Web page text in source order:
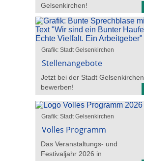
Gelsenkirchen!
Grafik: Stadt Gelsenkirchen
Stellenangebote
Jetzt bei der Stadt Gelsenkirchen
bewerben!
Grafik: Stadt Gelsenkirchen
Volles Programm
Das Veranstaltungs- und
Festivaljahr 2026 in